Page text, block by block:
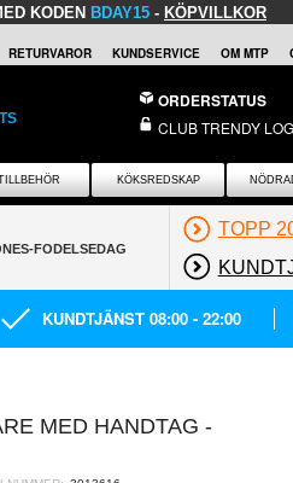
KODEN BDAY15 - KÖPVILLKOR
RETURVAROR KUNDSERVICE OM MTP
ORDERSTATUS
CLUB TRENDY
KÖKSREDSKAP
TOPP
KUNDTJÄNST 08:00 - 22:00
MED HANDTAG -